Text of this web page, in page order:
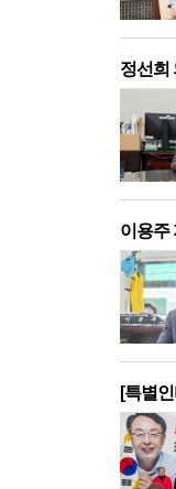
정선희
이용주
[특별